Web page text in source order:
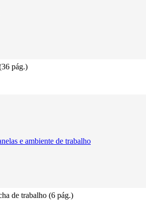
pág.)
e ambiente de trabalho
de trabalho (6 pág.)